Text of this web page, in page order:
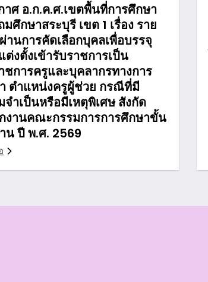
าศ อ.ก.ค.ศ.เขตพื้นที่การศึกษา
มศึกษาสระบุรี เขต 1 เรื่อง ราย
านการคัดเลือกบุคลเพื่อบรรจุ
ต่งตั้งเข้ารับราชการเป็น
ชการครูและบุคลากรทางการ
ตำแหน่งครูผู้ช่วย กรณีที่มี
จำเป็นหรือมีเหตุพิเศษ สังกัด
งานคณะกรรมการการศึกษาขั้น
น ปี พ.ศ. 2569